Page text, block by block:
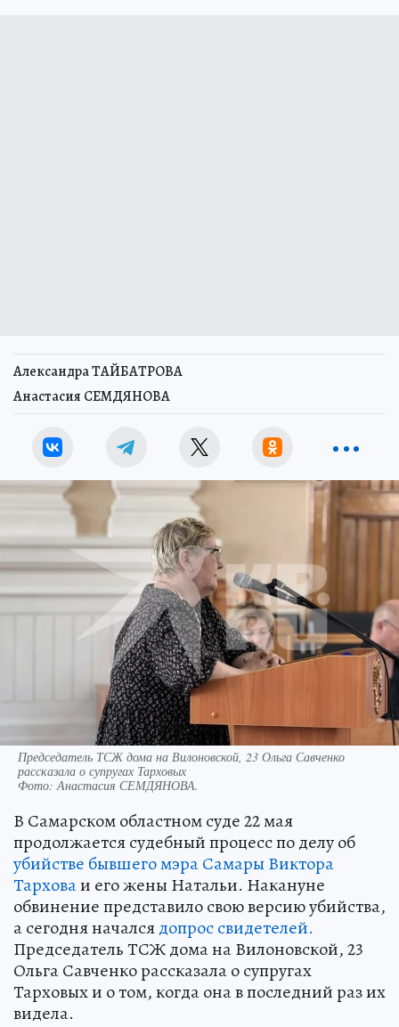
Александра ТАЙБАТРОВА
Анастасия СЕМДЯНОВА
Председатель ТСЖ дома на Вилоновской, 23 Ольга Савченко
рассказала о супругах Тарховых
Фото:Анастасия СЕМДЯНОВА.
В Самарском областном суде 22 мая
продолжается судебный процесс по делу об
убийстве бывшего мэра Самары Виктора
Тарховаи его жены Натальи. Накануне
обвинение представило свою версию убийства,
а сегодня началсядопрос свидетелей.
Председатель ТСЖ дома на Вилоновской, 23
Ольга Савченко рассказала о супругах
Тарховых и о том, когда она в последний раз их
видела.